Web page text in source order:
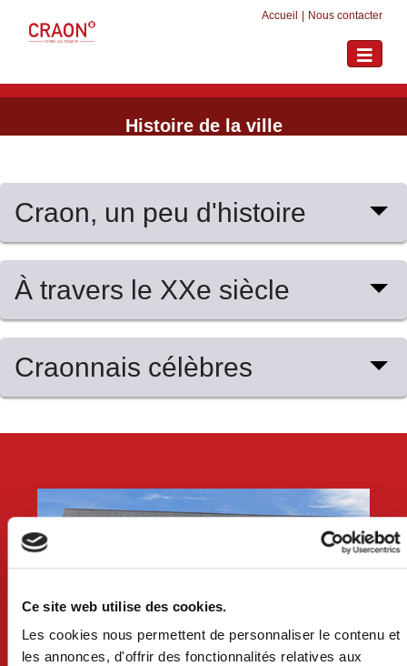
Ce site web utilise des cookies.
Les cookies nous permettent de personnaliser le contenu et
les annonces, d'offrir des fonctionnalités relatives aux
Accueil Nous contacter
Toggle
Histoire de la ville
Craon, un peu d'histoire
À travers le XXe siècle
Craonnais célèbres